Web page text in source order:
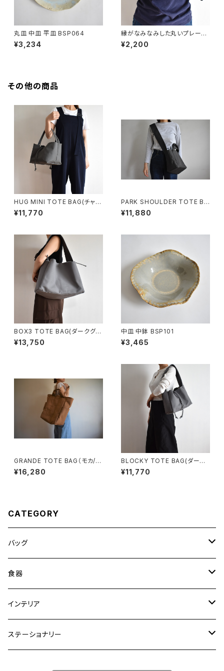
丸皿 中皿 平皿 BSP064
¥3,234
縁がなみなみした丸いプレート
中皿(白/光沢/点模様/白御影土)
¥2,200
その他の商品
HUG MINI TOTE BAG(チャコ
ール/グレー)
¥11,770
PARK SHOULDER TOTE BA
G (チャコール/グレー)
¥11,880
BOX3 TOTE BAG(ダークグレ
ー)
¥13,750
中皿 中鉢 BSP101
¥3,465
GRANDE TOTE BAG（モカ/ベ
ージュ）
¥16,280
BLOCKY TOTE BAG(ダーク
グレー)
¥11,770
CATEGORY
バッグ
トートバッグ
ショルダーバッグ
ワンハンドルバッグ
食器
大皿
中皿
インテリア
花瓶・フラワーベース
ステーショナリー